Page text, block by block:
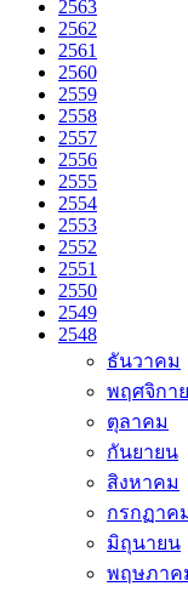
2563
2562
2561
2560
2559
2558
2557
2556
2555
2554
2553
2552
2551
2550
2549
2548
ธันวาคม
พฤศจิกา
ตุลาคม
กันยายน
สิงหาคม
กรกฏาค
มิถุนายน
พฤษภาค